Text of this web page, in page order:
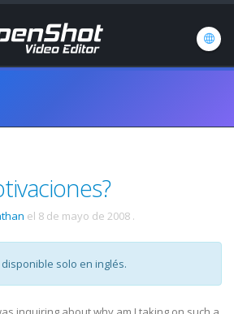
el 8 de mayo de 2008 .
solo en inglés.